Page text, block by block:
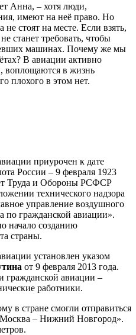
Анна, – хотя люди,
имеют на неё право. Но
не стоят на месте. Если взять,
станет требовать, чтобы
машинах. Почему же мы
В авиации активно
воплощаются в жизнь
плохого в этом нет.
приурочен к дате
России – 9 февраля 1923
Труда и Обороны РСФСР
технического надзора
управление воздушного
по гражданской авиации».
начало созданию
страны.
установлен указом
от 9 февраля 2013 года.
гражданской авиации –
работники.
в стране смогли отправиться
– Нижний Новгород».